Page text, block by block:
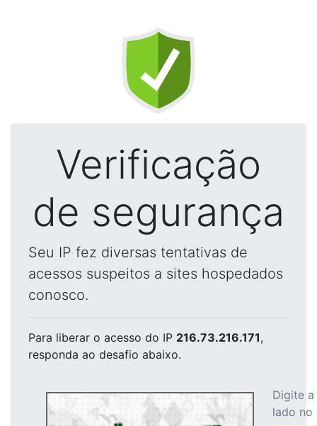
Verificação
de segurança
Seu IP fez diversas tentativas de
acessos suspeitos a sites hospedados
conosco.
Para liberar o acesso do IP 216.73.216.171,
responda ao desafio abaixo.
Digite
lado no